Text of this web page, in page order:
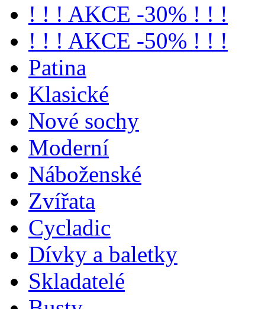
! ! ! AKCE -30% ! ! !
! ! ! AKCE -50% ! ! !
Patina
Klasické
Nové sochy
Moderní
Náboženské
Zvířata
Cycladic
Dívky a baletky
Skladatelé